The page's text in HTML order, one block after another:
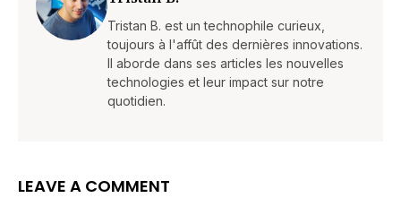
Tristan B. est un technophile curieux,
toujours à l'affût des dernières innovations.
Il aborde dans ses articles les nouvelles
technologies et leur impact sur notre
quotidien.
LEAVE A COMMENT